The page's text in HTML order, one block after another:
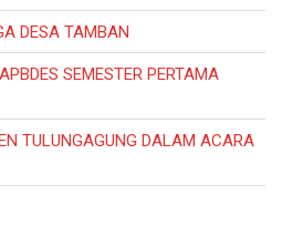
DESA TAMBAN
SEMESTER PERTAMA
TULUNGAGUNG DALAM ACARA